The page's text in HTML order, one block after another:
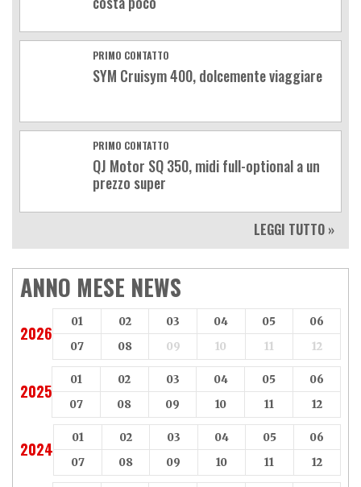
PRIMO CONTATTO
SYM Cruisym 400, dolcemente viaggiare
PRIMO CONTATTO
QJ Motor SQ 350, midi full-optional a un
prezzo super
LEGGI TUTTO »
ANNO MESE NEWS
2026
01 02 03 04 05
06
07
08 09 10 11 12
2025
01 02 03 04 05
06
07
08 09 10 11 12
2024
01 02 03 04 05
06
07
08 09 10 11 12